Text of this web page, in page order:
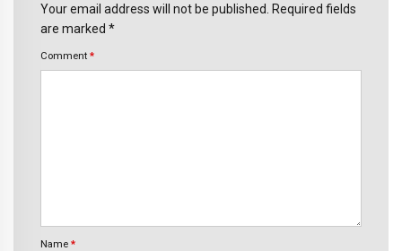
Your email address will not be published. Required fields
are marked *
Comment *
Name *